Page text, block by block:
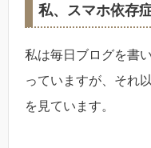
私、スマホ依存
私は毎日ブログを書
っていますが、それ
を見ています。